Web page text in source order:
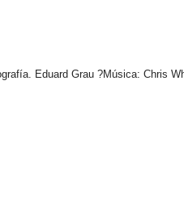
Eduard Grau ?Música: Chris